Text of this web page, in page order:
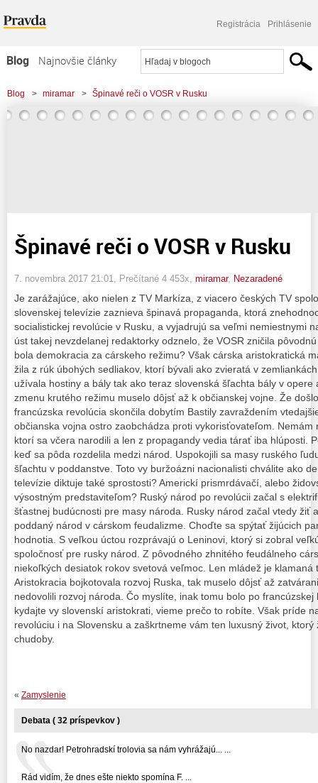
Registrácia Prihlásenie
Blog
Najnovšie články
Najčítanejšie články
Najkomentovanejšie články
Blog > miramar > Špinavé reči o VOSR v Rusku
Špinavé reči o VOSR v Rusku
7. novembra 2017 21:01 , Prečítané 4 453x, miramar, Nezaradené
Je zarážajúce, ako nielen z TV Markíza, z viacero českých TV
slovenskej televízie zaznieva špinavá propaganda, ktorá
socialistickej revolúcie v Rusku, a vyjadrujú sa veľmi nemiestnymi
úst takej nevzdelanej redaktorky odznelo, že VOSR zničila
bola demokracia za cárskeho režimu? Však cárska aristokratická
žila z rúk úbohých sedliakov, ktorí bývali ako zvieratá v
užívala hostiny a bály tak ako teraz slovenská šľachta bály v
zmenu krutého režimu muselo dôjsť až k občianskej vojne. Že
francúzska revolúcia skončila dobytím Bastily zavraždením
občianska vojna ostro zaobchádza proti vykorisťovateľom.
ktorí sa včera narodili a len z propagandy vedia tárať iba hlúposti.
keď sa pôda rozdelila medzi národ. Uspokojili sa masy ruského
šľachtu v poddanstve. Toto vy buržoázni nacionalisti chválite ako
televízie diktuje také sprostosti? Americkí prismrdávačí, alebo
výsostným predstaviteľom? Ruský národ po revolúcii začal s
šťastnej budúcnosti pre masy národa. Rusky národ začal vtedy žiť
poddaný národ v cárskom feudalizme. Choďte sa spýtať žijúcich
hodnotia. S veľkou úctou rozprávajú o Leninovi, ktorý si zobral
spoločnosť pre rusky národ. Z pôvodného zhnitého feudálneho
niekoľkých desiatok rokov svetová veľmoc. Len mládež je klamaná
Aristokracia bojkotovala rozvoj Ruska, tak muselo dôjsť až
nedovolili rozvoj národa. Čo myslíte, inak tomu bolo po
kydajte vy slovenskí aristokrati, vieme prečo to robíte. Však príde
revolúciu i na Slovensku a zaškrtneme vám ten luxusný život,
chudoby.
« Zamyslenie
Debata ( 32 príspevkov )
No nazdar! Petrohradskí trolovia sa nám vyhrážajú... ...
Rád vidím, že dnes ešte niekto spomína F. ...